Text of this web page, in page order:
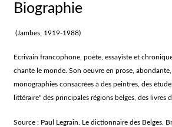
Biographie
(Jambes, 1919-1988)
Ecrivain francophone, poète, essayiste et
chante le monde. Son oeuvre en prose,
monographies consacrées à des peintres, des
littéraire" des principales régions belges, des livres
Source : Paul Legrain. Le dictionnaire des Belges.